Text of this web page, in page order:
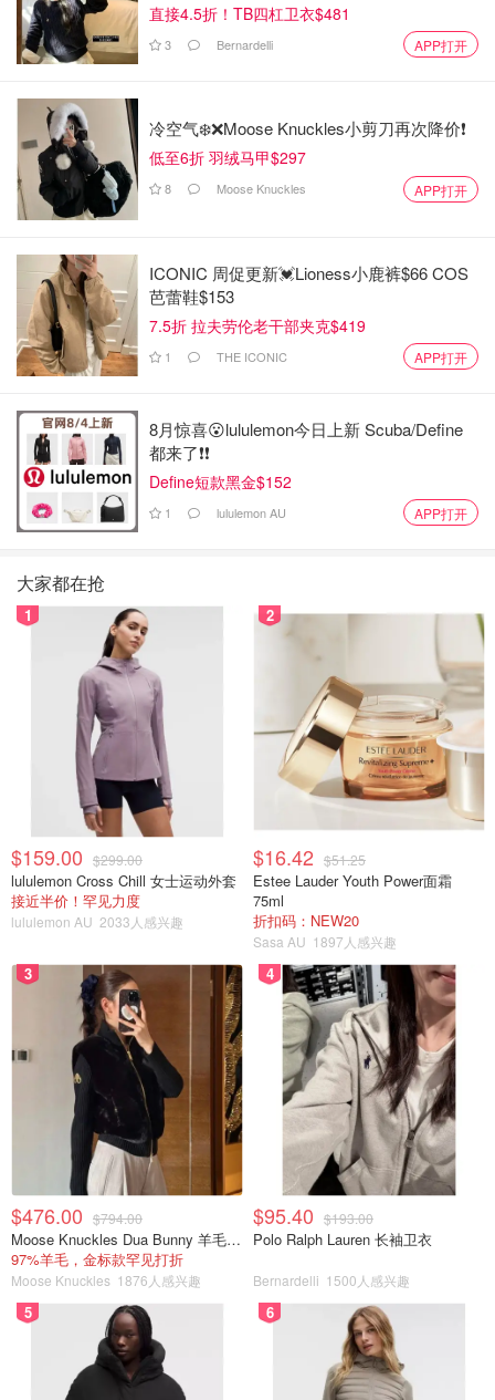
直接4.5折！TB四杠卫衣$481
3 Bernardelli APP打开
冷空气❄️❌️Moose Knuckles小剪刀再次降价❗️
低至6折 羽绒马甲$297
8 Moose Knuckles APP打开
ICONIC 周促更新💓Lioness小鹿裤$66 COS
芭蕾鞋$153
7.5折 拉夫劳伦老干部夹克$419
1 THE ICONIC APP打开
8月惊喜😮lululemon今日上新 Scuba/Define
都来了❗️❗️
Define短款黑金$152
1 lululemon AU APP打开
大家都在抢
1
$159.00 $299.00
lululemon Cross Chill 女士运动外套
接近半价！罕见力度
lululemon AU 2033人感兴趣
2
$16.42 $51.25
Estee Lauder Youth Power面霜
75ml
折扣码：NEW20
Sasa AU 1897人感兴趣
3
$476.00 $794.00
Moose Knuckles Dua Bunny 羊毛混纺针织夹克
97%羊毛，金标款罕见打折
Moose Knuckles 1876人感兴趣
4
$95.40 $193.00
Polo Ralph Lauren 长袖卫衣
Bernardelli 1500人感兴趣
5 6